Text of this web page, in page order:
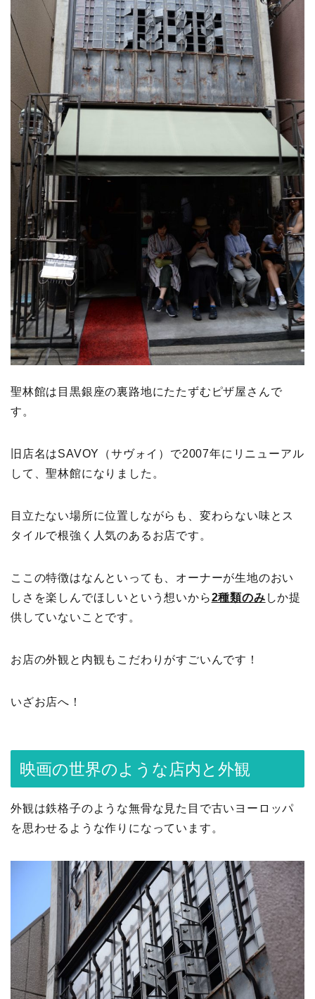
聖林館は目黒銀座の裏路地にたたずむピザ屋さんで
す。
旧店名はSAVOY（サヴォイ）で2007年にリニューアル
して、聖林館になりました。
目立たない場所に位置しながらも、変わらない味とス
タイルで根強く人気のあるお店です。
ここの特徴はなんといっても、オーナーが生地のおい
しさを楽しんでほしいという想いから2種類のみ しか提
供していないことです。
お店の外観と内観もこだわりがすごいんです！
いざお店へ！
映画の世界のような店内と外観
外観は鉄格子のような無骨な見た目で古いヨーロッパ
を思わせるような作りになっています。